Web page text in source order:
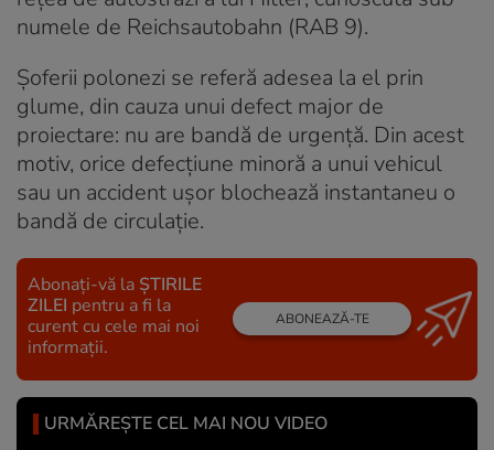
numele de Reichsautobahn (RAB 9).
Șoferii polonezi se referă adesea la el prin
glume, din cauza unui defect major de
proiectare: nu are bandă de urgență. Din acest
motiv, orice defecțiune minoră a unui vehicul
sau un accident ușor blochează instantaneu o
bandă de circulație.
Abonați-vă la ȘTIRILE
ZILEI pentru a fi la
curent cu cele mai noi
informații.
ABONEAZĂ-TE
URMĂREȘTE CEL MAI NOU VIDEO